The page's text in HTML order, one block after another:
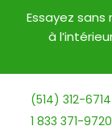
(514) 312-6714
1 833 371-9720
Essayez
à